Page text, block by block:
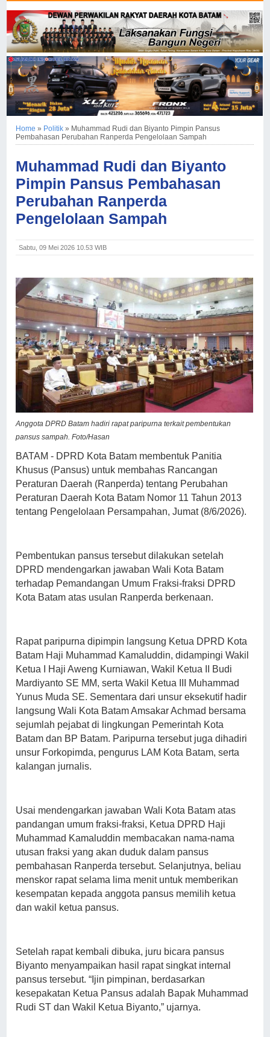
Home » Politik » Muhammad Rudi dan Biyanto Pimpin Pansus
Pembahasan Perubahan Ranperda Pengelolaan Sampah
Muhammad Rudi dan Biyanto
Pimpin Pansus Pembahasan
Perubahan Ranperda
Pengelolaan Sampah
Sabtu, 09 Mei 2026 10.53 WIB
Anggota DPRD Batam hadiri rapat paripurna terkait pembentukan
pansus sampah. Foto/Hasan
BATAM - DPRD Kota Batam membentuk Panitia
Khusus (Pansus) untuk membahas Rancangan
Peraturan Daerah (Ranperda) tentang Perubahan
Peraturan Daerah Kota Batam Nomor 11 Tahun 2013
tentang Pengelolaan Persampahan, Jumat (8/6/2026).
Pembentukan pansus tersebut dilakukan setelah
DPRD mendengarkan jawaban Wali Kota Batam
terhadap Pemandangan Umum Fraksi-fraksi DPRD
Kota Batam atas usulan Ranperda berkenaan.
Rapat paripurna dipimpin langsung Ketua DPRD Kota
Batam Haji Muhammad Kamaluddin, didampingi Wakil
Ketua I Haji Aweng Kurniawan, Wakil Ketua II Budi
Mardiyanto SE MM, serta Wakil Ketua III Muhammad
Yunus Muda SE. Sementara dari unsur eksekutif hadir
langsung Wali Kota Batam Amsakar Achmad bersama
sejumlah pejabat di lingkungan Pemerintah Kota
Batam dan BP Batam. Paripurna tersebut juga dihadiri
unsur Forkopimda, pengurus LAM Kota Batam, serta
kalangan jurnalis.
Usai mendengarkan jawaban Wali Kota Batam atas
pandangan umum fraksi-fraksi, Ketua DPRD Haji
Muhammad Kamaluddin membacakan nama-nama
utusan fraksi yang akan duduk dalam pansus
pembahasan Ranperda tersebut. Selanjutnya, beliau
menskor rapat selama lima menit untuk memberikan
kesempatan kepada anggota pansus memilih ketua
dan wakil ketua pansus.
Setelah rapat kembali dibuka, juru bicara pansus
Biyanto menyampaikan hasil rapat singkat internal
pansus tersebut. “Ijin pimpinan, berdasarkan
kesepakatan Ketua Pansus adalah Bapak Muhammad
Rudi ST dan Wakil Ketua Biyanto,” ujarnya.